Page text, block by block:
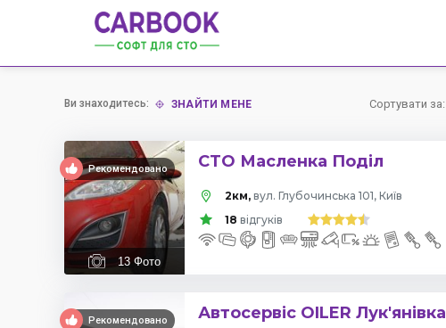
Ви знаходитесь: ЗНАЙТИ МЕНЕ Сортувати за:
Рекомендовано
13 Фото
СТО Масленка Поділ
2км, вул. Глубочинська 101, Київ
18 відгуків
Рекомендовано Автосервіс OILER Лук'янівка